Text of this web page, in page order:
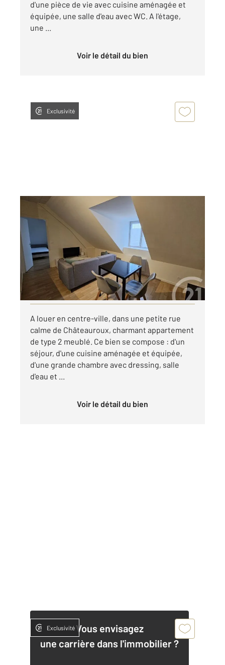
d'une pièce de vie avec cuisine aménagée et
équipée, une salle d'eau avec WC. A l'étage,
une ...
Voir le détail du bien
Exclusivité
CHATEAUROUX 36
29,56 m
Ref : 10412
Appartement T2 à louer
420 €
par mois charges comprises
Visiter le site dédié
A louer en centre-ville, dans une petite rue
calme de Châteauroux, charmant appartement
de type 2 meublé. Ce bien se compose : d'un
séjour, d'une cuisine aménagée et équipée,
d'une grande chambre avec dressing, salle
d'eau et ...
Voir le détail du bien
Vous envisagez
une carrière dans l'immobilier ?
Exclusivité